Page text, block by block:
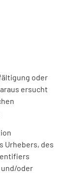
oder
ersucht
Urhebers, des
oder